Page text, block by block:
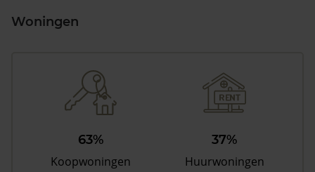
Woningen
63%
Koopwoningen
37%
Huurwoningen